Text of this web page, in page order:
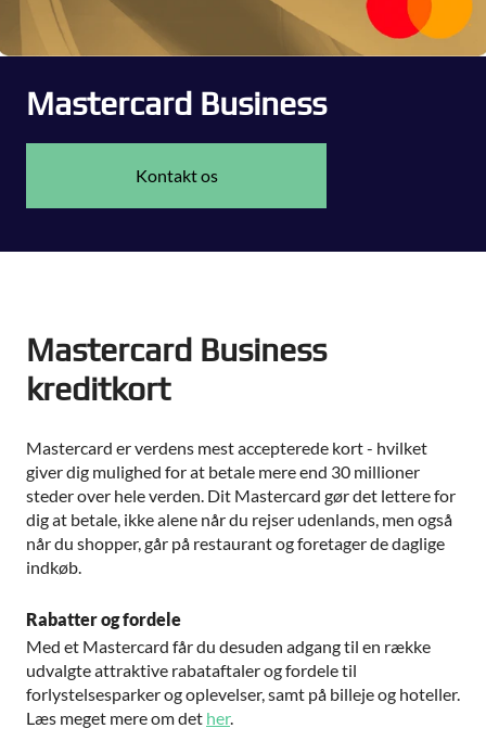
Mastercard Business
Kontakt os
Mastercard Business
kreditkort
Mastercard er verdens mest accepterede kort - hvilket
giver dig mulighed for at betale mere end 30 millioner
steder over hele verden. Dit Mastercard gør det lettere for
dig at betale, ikke alene når du rejser udenlands, men også
når du shopper, går på restaurant og foretager de daglige
indkøb.
Rabatter og fordele
Med et Mastercard får du desuden adgang til en række
udvalgte attraktive rabataftaler og fordele til
forlystelsesparker og oplevelser, samt på billeje og hoteller.
Læs meget mere om det her.